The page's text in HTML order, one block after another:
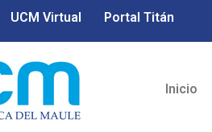
UCM Virtual Portal Titán
Inicio